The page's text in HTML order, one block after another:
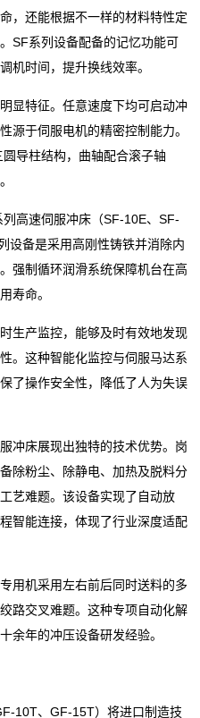
，还能根据不一样的材料特性定
SF系列设备配备的记忆功能可
机时间，提升换线效率。
特征。任意速度下均可启动冲
源于伺服电机的精密控制能力。
导柱结构，曲轴配合滚子轴
高速伺服冲床（SF-10E、SF-
设备是采用高刚性铸铁并消除内
强制循环润滑系统保障机台在高
寿命。
产监控，能够及时有效地发现
。这种智能化监控与伺服马达系
了操作安全性，降低了人为失误
床展现出独特的技术优势。岗
除粉尘、除静电、加热及脱料分
艺难题。该设备实现了自动放
智能连接，体现了行业深度适配
机采用左右前后同时送料的多
路交叉难题。这种专项自动化解
余年的冲压设备研发经验。
、GF-15T）将进口制造技